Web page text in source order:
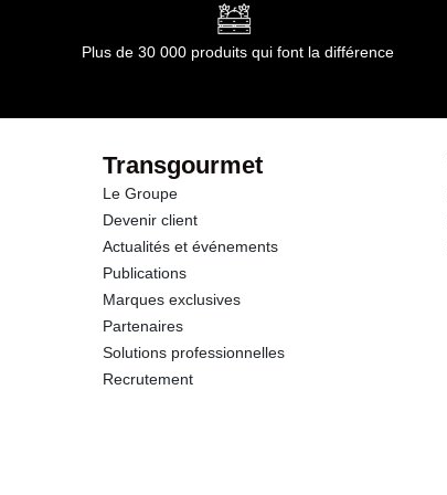
Plus de 30 000 produits qui font la différence
Transgourmet
Le Groupe
Devenir client
Actualités et événements
Publications
Marques exclusives
Partenaires
Solutions professionnelles
Recrutement